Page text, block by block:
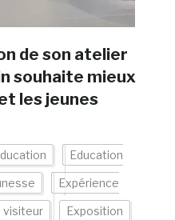
de son atelier
souhaite mieux
les jeunes
Education
Expérience
visiteur Exposition